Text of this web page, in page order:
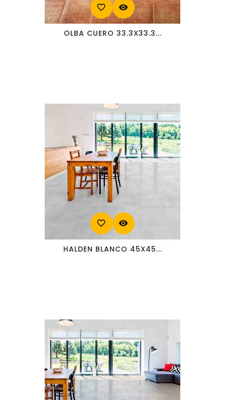
favorite_border visibility
OLBA CUERO 33.3X33.3...
favorite_border visibility
HALDEN BLANCO 45X45...